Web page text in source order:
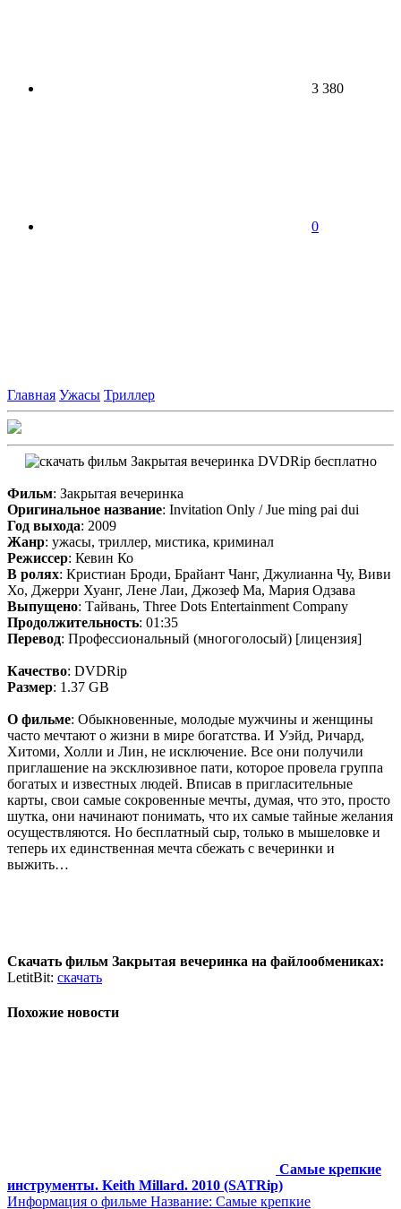
3 380
0
Главная Ужасы Триллер
Фильм: Закрытая вечеринка
Оригинальное название: Invitation Only / Jue ming pai dui
Год выхода: 2009
Жанр: ужасы, триллер, мистика, криминал
Режиссер: Кевин Ко
В ролях: Кристиан Броди, Брайант Чанг, Джулианна Чу, Виви
Хо, Джерри Хуанг, Лене Лаи, Джозеф Ма, Мария Одзава
Выпущено: Тайвань, Three Dots Entertainment Company
Продолжительность: 01:35
Перевод: Профессиональный (многоголосый) [лицензия]
Качество: DVDRip
Размер: 1.37 GB
О фильме: Обыкновенные, молодые мужчины и женщины
часто мечтают о жизни в мире богатства. И Уэйд, Ричард,
Хитоми, Холли и Лин, не исключение. Все они получили
приглашение на эксклюзивное пати, которое провела группа
богатых и известных людей. Вписав в пригласительные
карты, свои самые сокровенные мечты, думая, что это, просто
шутка, они начинают понимать, что их самые тайные желания
осуществляются. Но бесплатный сыр, только в мышеловке и
теперь их единственная мечта сбежать с вечеринки и
выжить…
Скачать фильм Закрытая вечеринка на файлообмениках:
LetitBit: скачать
Похожие новости
Самые крепкие
инструменты. Keith Millard. 2010 (SATRip)
Информация о фильме Название: Самые крепкие